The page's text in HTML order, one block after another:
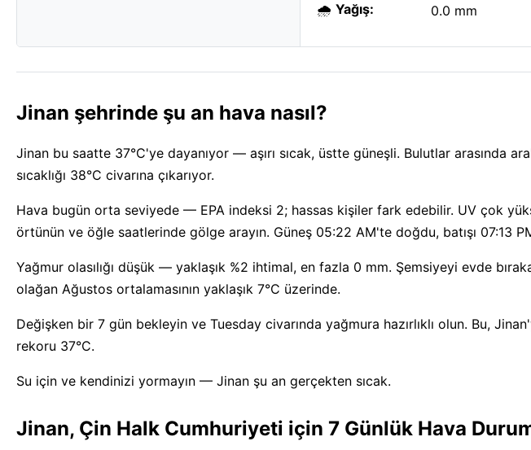
🌧️ Yağış: 0.0 mm
Jinan şehrinde şu an hava nasıl?
Jinan bu saatte 37°C'ye dayanıyor — aşırı sıcak, üstte güneşli. Bulutlar arasında
sıcaklığı 38°C civarına çıkarıyor.
Hava bugün orta seviyede — EPA indeksi 2; hassas kişiler fark edebilir. UV çok
örtünün ve öğle saatlerinde gölge arayın. Güneş 05:22 AM'te doğdu, batışı 07:13
Yağmur olasılığı düşük — yaklaşık %2 ihtimal, en fazla 0 mm. Şemsiyeyi evde
olağan Ağustos ortalamasının yaklaşık 7°C üzerinde.
Değişken bir 7 gün bekleyin ve Tuesday civarında yağmura hazırlıklı olun. Bu,
rekoru 37°C.
Su için ve kendinizi yormayın — Jinan şu an gerçekten sıcak.
Jinan, Çin Halk Cumhuriyeti için 7 Günlük Hava